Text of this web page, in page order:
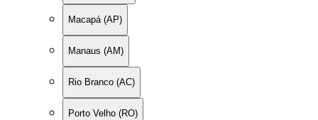
Macapá (AP)
Manaus (AM)
Rio Branco (AC)
Porto Velho (RO)